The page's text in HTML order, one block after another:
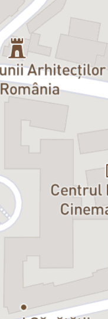
fel de volatil sau inconcret
așa cum suntem?... De ce
„Puterea” este ca un
explodează.
„Pentru ca să nu se poată
lucrurilor, o putere să